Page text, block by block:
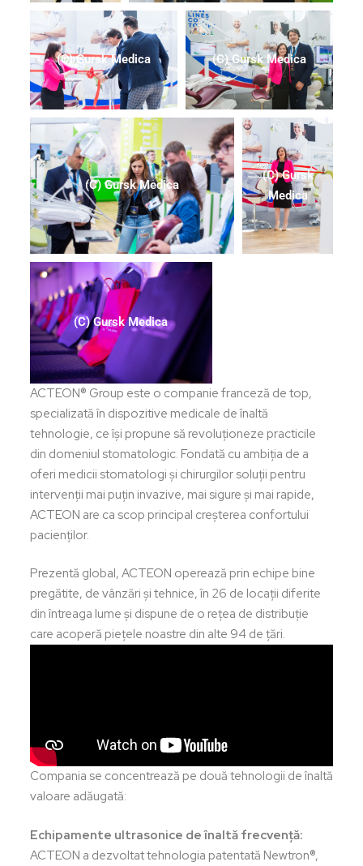
(C) Gursk Medica (C) Gursk Medica
(C) Gursk Medica
(C) Gursk
Medica
(C) Gursk Medica
ACTEON® Group este o companie franceză de top,
specializată în dispozitive medicale de înaltă
tehnologie, ce își propune să revoluționeze practicile
din domeniul stomatologic. Fondată cu ambiția de a
oferi medicii stomatologi și chirurgilor soluții pentru
intervenții mai puțin invazive, mai sigure și mai rapide,
ACTEON are ca scop principal creșterea confortului
pacienților.
Prezentă global, ACTEON operează prin echipe bine
pregătite, de vânzări și tehnice, în 26 de locații diferite
din întreaga lume și dispune de o rețea de distribuție
care acoperă piețele noastre din alte 94 de țări.
Compania se concentrează pe două tehnologii de înaltă
valoare adăugată:
Echipamente ultrasonice de înaltă frecvență:
ACTEON a dezvoltat tehnologia patentată Newtron®,